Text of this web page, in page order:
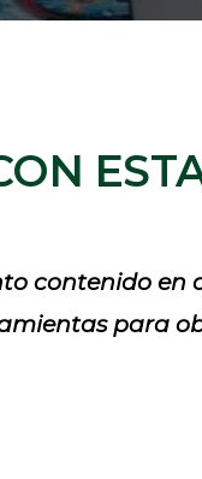
contenido en
para